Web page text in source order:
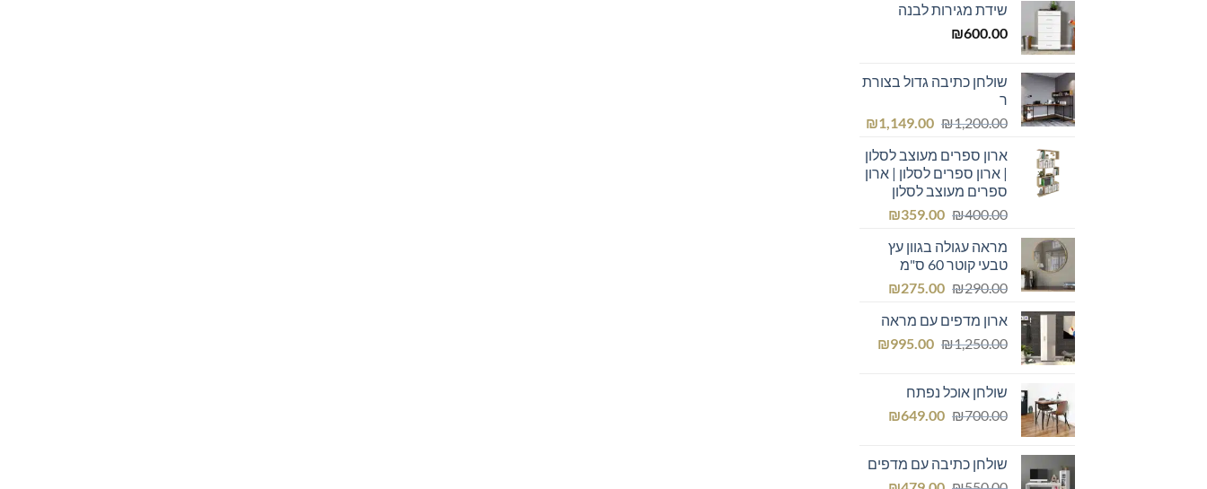
היה:
שידת מגירות לבנה
₪600.00
שולחן כתיבה גדול בצורת
ר
₪1,200.00
המחיר
היה:
₪1,200.00.
₪1,149.00
המחיר
הוא:
₪1,149.00.
ארון ספרים מעוצב לסלון
| ארון ספרים לסלון | ארון
ספרים מעוצב לסלון
₪400.00
המחיר
היה:
₪400.00.
₪359.00
המחיר
הוא:מראה עגולה בגוון עץ
טבעי קוטר 60 ס"מ
₪290.00
המחיר
היה:
₪290.00.
₪275.00
המחיר
הוא:
₪275.00.
ארון מדפים עם מראה
₪1,250.00
המחיר
₪1,250.00.
₪995.00
המחיר
שולחן אוכל נפתח
₪700.00
המחיר
₪700.00.
₪649.00
המחיר
₪649.00.שולחן כתיבה עם מדפים